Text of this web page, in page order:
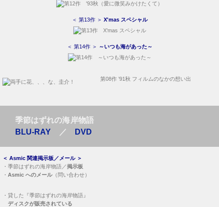
＜ 第13作 ＞ X'mas スペシャル
＜ 第14作 ＞ ～いつも海があった～
第08作 ’91秋 フィルムのなかの想い出
季節はずれの海岸物語
BLU-RAY ／ DVD
＜ Asmic 関連掲示板／メール＞
・ 季節はずれの海岸物語／掲示板
・ Asmic へのメール（問い合わせ）
・ 貸した『季節はずれの海岸物語』
ディスクが販売されている